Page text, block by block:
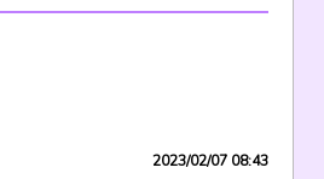
2023/02/07 08:43